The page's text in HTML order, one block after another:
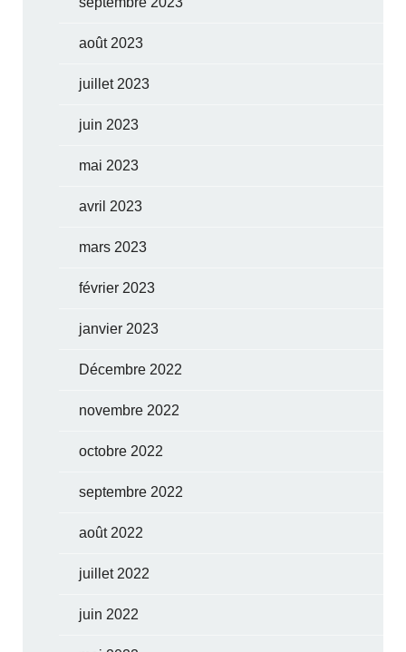
août 2023
juillet 2023
juin 2023
mai 2023
avril 2023
mars 2023
février 2023
janvier 2023
Décembre 2022
novembre 2022
octobre 2022
septembre 2022
août 2022
juillet 2022
juin 2022